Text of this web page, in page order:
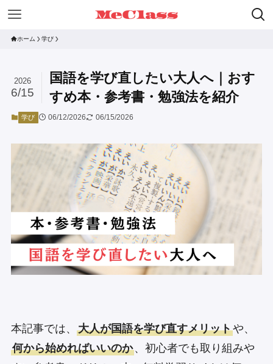
ホーム 学び
国語を学び直したい大人へ｜おす
すめ本・参考書・勉強法を紹介
2026
6/15
学び 06/12/2026 06/15/2026
本記事では、 大人が国語を学び直すメリットや、
何から始めればいいのか、初心者でも取り組みや